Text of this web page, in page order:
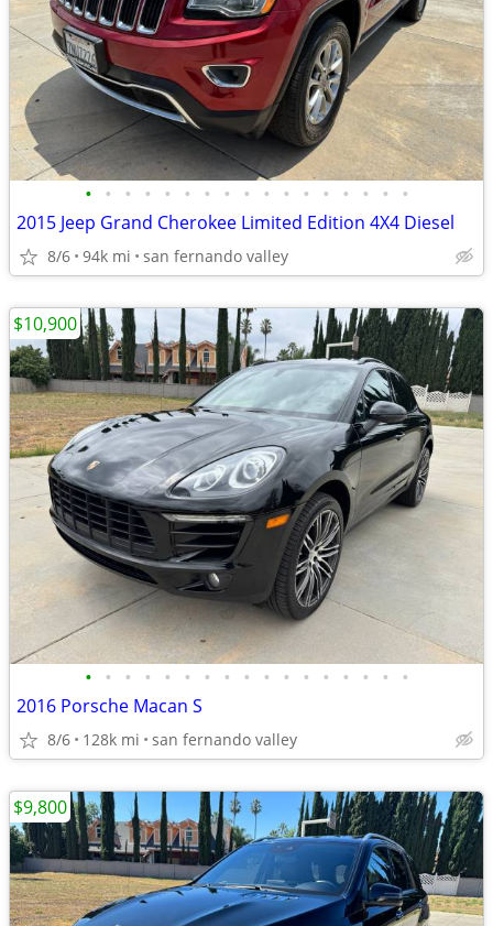
• • • • • • • • • • • • • • • • •
2015 Jeep Grand Cherokee Limited Edition 4X4 Diesel
8/6 94k mi san fernando valley
• • • • • • • • • • • • • • • • •
2016 Porsche Macan S
8/6 128k mi san fernando valley
$10,900
$9,800